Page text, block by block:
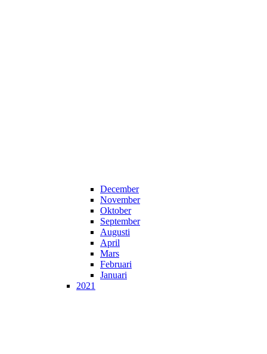
December
November
Oktober
September
Augusti
April
Mars
Februari
Januari
2021